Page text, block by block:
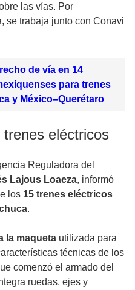
las vías. Por
se trabaja junto con Conavi
de vía en 14
para trenes
y México–Querétaro
eléctricos
Reguladora del
Lajous Loaeza, informó
los 15 trenes eléctricos
.
la maqueta utilizada para
técnicas de los
comenzó el armado del
ruedas, ejes y